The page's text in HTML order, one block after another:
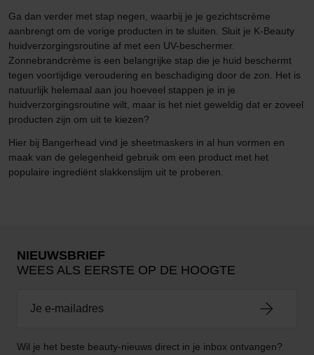
Ga dan verder met stap negen, waarbij je je gezichtscrème
aanbrengt om de vorige producten in te sluiten. Sluit je K-Beauty
huidverzorgingsroutine af met een UV-beschermer.
Zonnebrandcrème is een belangrijke stap die je huid beschermt
tegen voortijdige veroudering en beschadiging door de zon. Het is
natuurlijk helemaal aan jou hoeveel stappen je in je
huidverzorgingsroutine wilt, maar is het niet geweldig dat er zoveel
producten zijn om uit te kiezen?
Hier bij Bangerhead vind je sheetmaskers in al hun vormen en
maak van de gelegenheid gebruik om een product met het
populaire ingrediënt slakkenslijm uit te proberen.
NIEUWSBRIEF
WEES ALS EERSTE OP DE HOOGTE
Wil je het beste beauty-nieuws direct in je inbox ontvangen?